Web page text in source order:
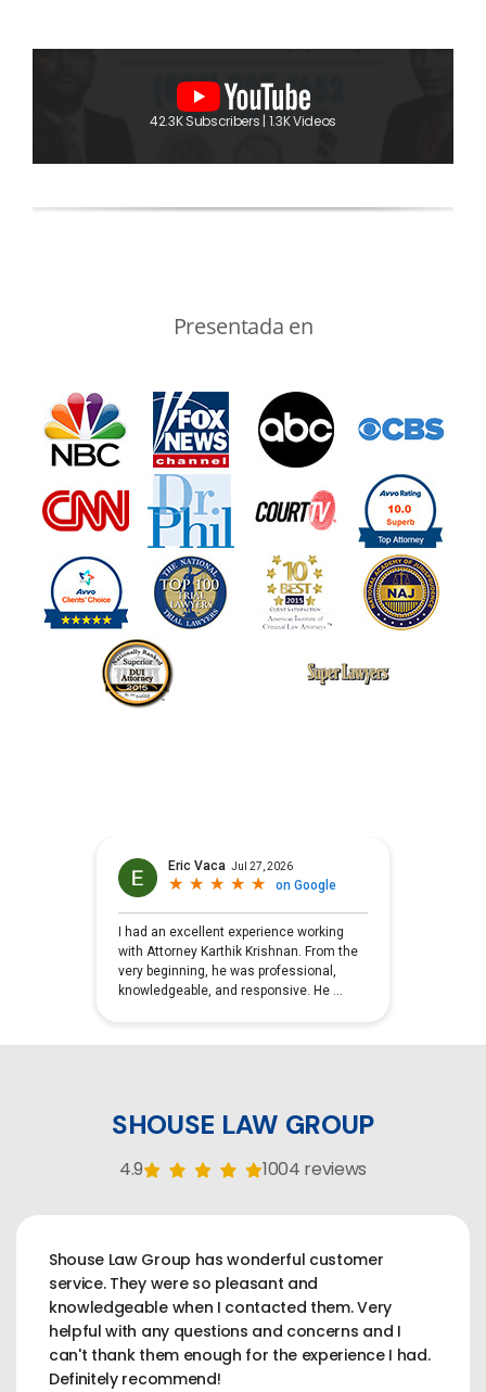
42.3K Subscribers | 1.3K Videos
Presentada en
SHOUSE LAW GROUP
4.9 1004 reviews
Shouse Law Group has wonderful customer
service. They were so pleasant and
knowledgeable when I contacted them. Very
helpful with any questions and concerns and I
can't thank them enough for the experience I had.
Definitely recommend!